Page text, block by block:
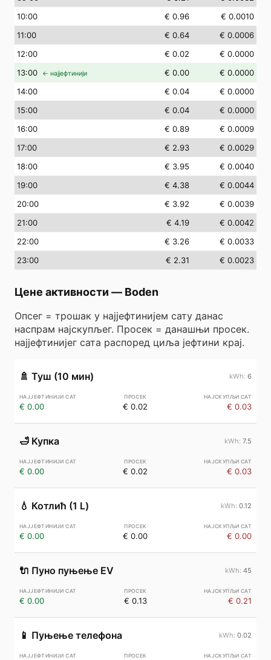
10:00 € 0.96
€ 0.0010
11:00 € 0.64
€ 0.0006
12:00 € 0.02
€ 0.0000
13:00 ← најјефтинији € 0.00
€ 0.0000
14:00 € 0.04
€ 0.0000
15:00 € 0.04
€ 0.0000
16:00 € 0.89
€ 0.0009
17:00 € 2.93
€ 0.0029
18:00 € 3.95
€ 0.0040
19:00 € 4.38
€ 0.0044
20:00 € 3.92
€ 0.0039
21:00 € 4.19
€ 0.0042
22:00 € 3.26
€ 0.0033
23:00 € 2.31 € 0.0023
Цене активности — Boden
Опсег = трошак у најјефтинијем сату данас
наспрам најскупљег. Просек = данашњи просек.
најјефтинијег сата распоред циља јефтини крај.
🚿 Туш (10 мин) 6
€ 0.00 € 0.02 € 0.03
🛁 Купка 7.5
€ 0.00 € 0.02 € 0.03
💧 Котлић (1 L) 0.12
€ 0.00 € 0.00 € 0.00
🔌 Пуно пуњење EV 45
€ 0.00 € 0.13 € 0.21
📱 Пуњење телефона 0.02